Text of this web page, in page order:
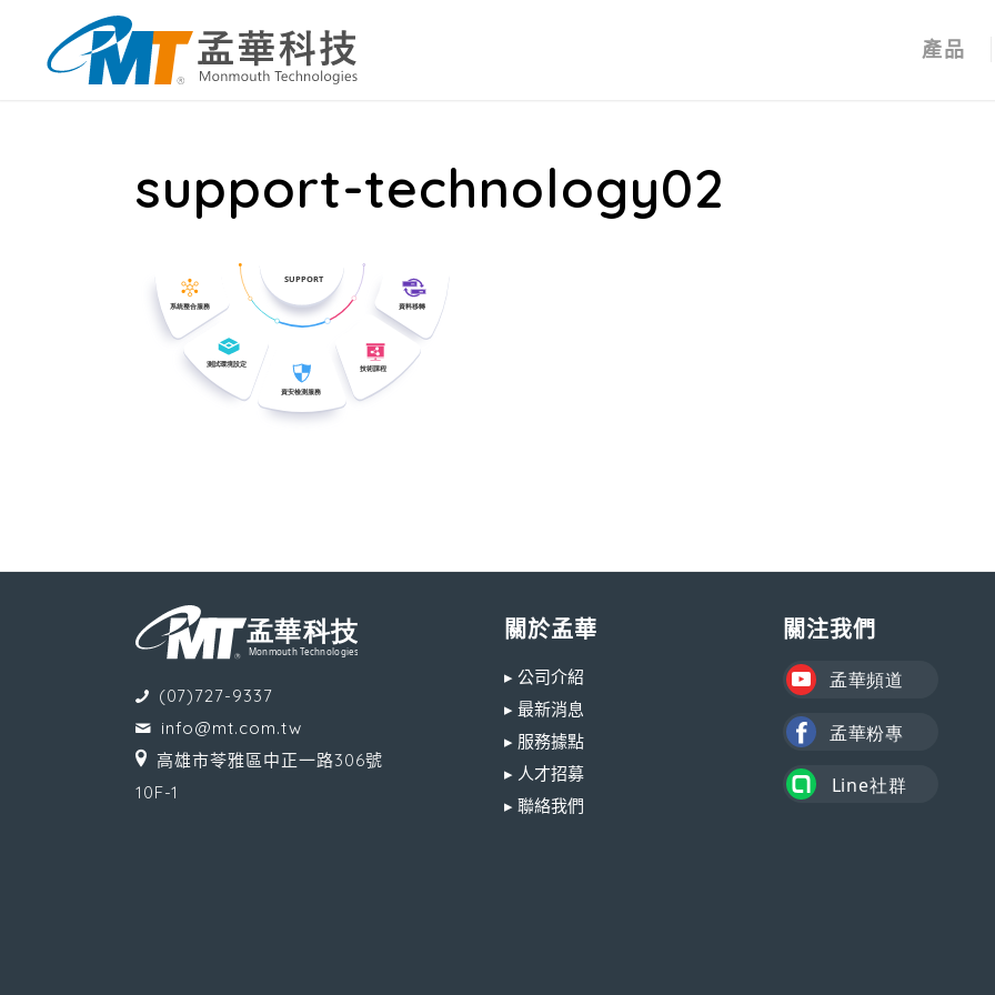
產品
support-technology02
(07)727-9337
info@mt.com.tw
高雄市苓雅區中正一路306號
10F-1
關於孟華
▸ 公司介紹
▸ 最新消息
▸ 服務據點
▸ 人才招募
▸ 聯絡我們
關注我們